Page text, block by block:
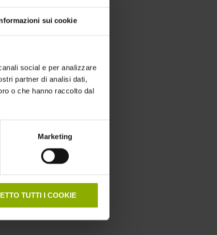
sui cookie
social e per analizzare
partner di analisi dati,
o che hanno raccolto dal
Marketing
TUTTI I COOKIE